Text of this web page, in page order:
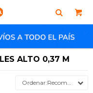
ALTO 0,37 M
Recomendados